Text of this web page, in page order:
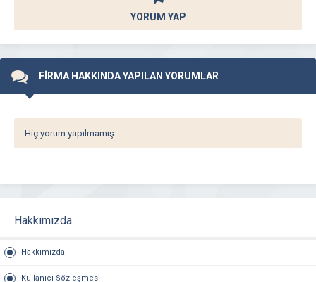
YORUM YAP
FİRMA HAKKINDA YAPILAN YORUMLAR
Hiç yorum yapılmamış.
Hakkımızda
Hakkımızda
Kullanıcı Sözleşmesi